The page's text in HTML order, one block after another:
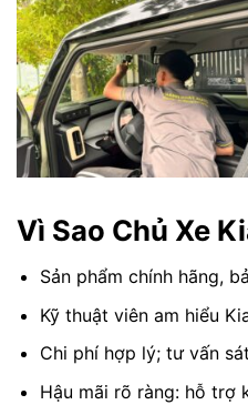
Vì Sao Chủ Xe
Sản phẩm chính hãng,
Kỹ thuật viên am hiểu
Chi phí hợp lý; tư vấn
Hậu mãi rõ ràng: hỗ trợ